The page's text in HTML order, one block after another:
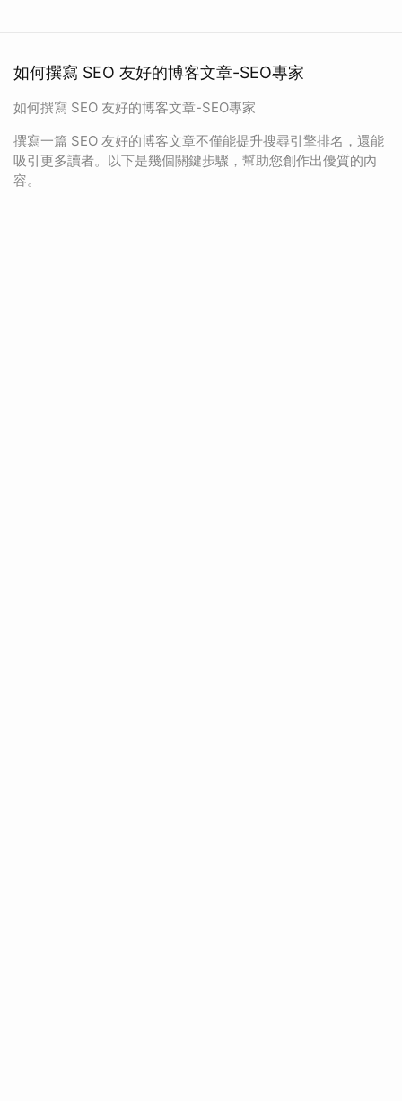
如何撰寫 SEO 友好的博客文章-SEO專家
如何撰寫 SEO 友好的博客文章-SEO專家
撰寫一篇 SEO 友好的博客文章不僅能提升搜尋引擎排名，還能
吸引更多讀者。以下是幾個關鍵步驟，幫助您創作出優質的內
容。